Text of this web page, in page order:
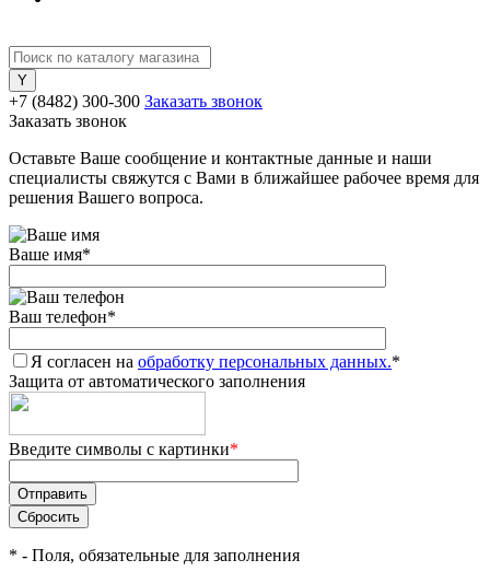
+7 (8482) 300-300 Заказать звонок
Заказать звонок
Оставьте Ваше сообщение и контактные данные и наши
специалисты свяжутся с Вами в ближайшее рабочее время для
решения Вашего вопроса.
Ваше имя*
Ваш телефон*
Я согласен на обработку персональных данных.*
Защита от автоматического заполнения
Введите символы с картинки*
* - Поля, обязательные для заполнения